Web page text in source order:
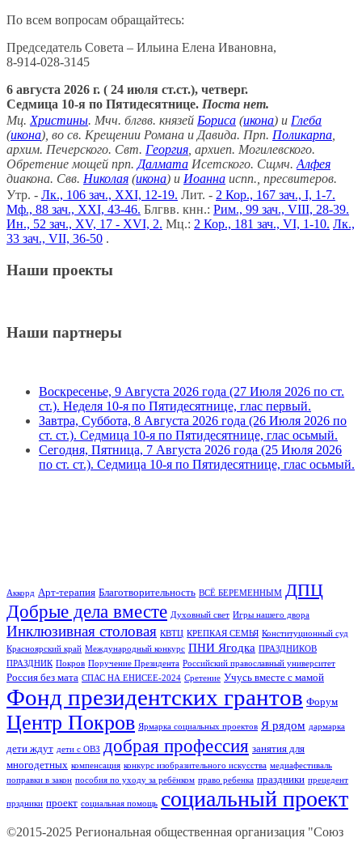
По всем вопросам обращайтесь:
Председатель Совета – Ильина Елена Ивановна,
8-914-028-3145
6 августа 2026 г. ( 24 июля ст.ст.), четверг.
Седмица 10-я по Пятидесятнице. Поста нет.
Мц. Христины. Мчч. блгвв. князей Бориса (икона) и Глеба
(икона), во св. Крещении Романа и Давида. Прп. Поликарпа
архим. Печерского. Свт. Георгия , архиеп. Могилевского.
Обретение мощей прп. Далмата Исетского. Сщмч. Алфея
диакона. Свв. Николая (икона) и Иоанна испп., пресвитеров.
Утр. - Лк., 106 зач., XXI, 12-19. Лит. - 2 Кор., 167 зач., I, 1-7.
Мф., 88 зач., XXI, 43-46. Блгвв. кнн.: Рим., 99 зач., VIII, 28-39.
Ин., 52 зач., XV, 17 - XVI, 2. Мц.: 2 Кор., 181 зач., VI, 1-10. Лк.,
33 зач., VII, 36-50 .
Наши проекты
Наши партнеры
Воскресенье, 9 Августа 2026 года (27 Июля 2026 по ст.
ст.). Неделя 10-я по Пятидесятнице, глас первый.
Завтра, Суббота, 8 Августа 2026 года (26 Июля 2026 по
ст. ст.). Седмица 10-я по Пятидесятнице, глас осьмый.
Сегодня, Пятница, 7 Августа 2026 года (25 Июля 2026
по ст. ст.). Седмица 10-я по Пятидесятнице, глас осьмый.
Аккорд Арт-терапия Благотворительность ВСЁ БЕРЕМЕННЫМ ДПЦ
Добрые дела вместе Духовный свет Игры нашего двора
Инклюзивная столовая КВТЦ КРЕПКАЯ СЕМЬЯ Конституционный суд
Красноярский край Международный конкурс ПНИ Ягодка ПРАЗДНИКОВ
ПРАЗДНИК Покров Поручение Президента Российский православный университет
Россия без мата СПАС НА ЕНИСЕЕ-2024 Сретение Учусь вместе с мамой
Фонд президентских грантов Форум
Центр Покров Ярмарка социальных проектов Я рядом дармарка
дети ждут дети с ОВЗ добрая профессия занятия для
многодетных компенсация конкурс изобразительного искусства медиафестиваль
поправки в закон пособия по уходу за ребёнком право ребенка праздники прецедент
прздники проект социальная помощь социальный проект
©2015-2025 Региональная общественная организация "Союз